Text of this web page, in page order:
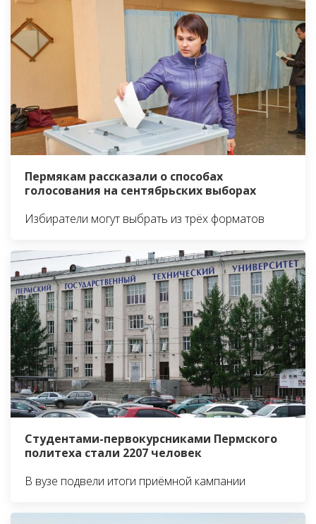
Пермякам рассказали о способах
голосования на сентябрьских выборах
Избиратели могут выбрать из трёх форматов
Студентами-первокурсниками Пермского
политеха стали 2207 человек
В вузе подвели итоги приёмной кампании